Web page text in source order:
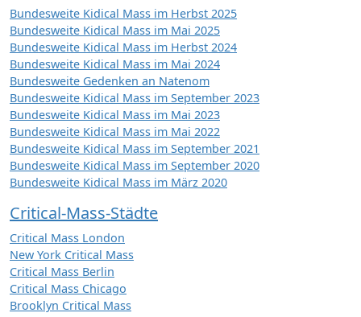
Bundesweite Kidical Mass im Herbst 2025
Bundesweite Kidical Mass im Mai 2025
Bundesweite Kidical Mass im Herbst 2024
Bundesweite Kidical Mass im Mai 2024
Bundesweite Gedenken an Natenom
Bundesweite Kidical Mass im September 2023
Bundesweite Kidical Mass im Mai 2023
Bundesweite Kidical Mass im Mai 2022
Bundesweite Kidical Mass im September 2021
Bundesweite Kidical Mass im September 2020
Bundesweite Kidical Mass im März 2020
Critical-Mass-Städte
Critical Mass London
New York Critical Mass
Critical Mass Berlin
Critical Mass Chicago
Brooklyn Critical Mass